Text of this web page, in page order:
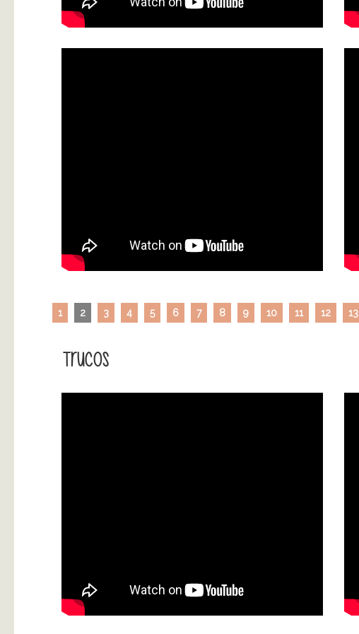
1 2 3 4 5 6 7 8 9 10 11 12 13
Trucos